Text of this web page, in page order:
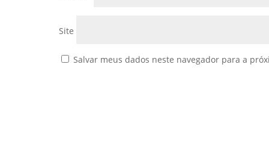
Site
Salvar meus dados neste navegador para a